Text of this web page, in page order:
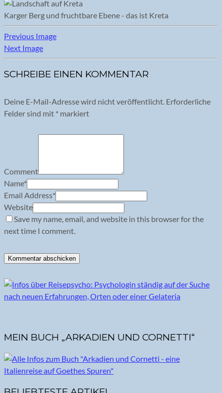
Karger Berg und fruchtbare Ebene - das ist Kreta
Previous Image
Next Image
SCHREIBE EINEN KOMMENTAR
Deine E-Mail-Adresse wird nicht veröffentlicht. Erforderliche
Felder sind mit * markiert
Comment
Name*
Email Address*
Website
Save my name, email, and website in this browser for the
next time I comment.
MEIN BUCH „ARKADIEN UND CORNETTI“